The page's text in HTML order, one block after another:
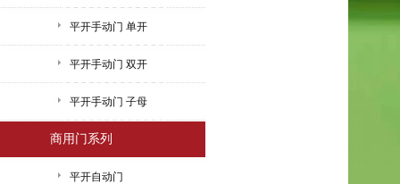
平开手动门 单开
平开手动门 双开
平开手动门 子母
商用门系列
平开自动门